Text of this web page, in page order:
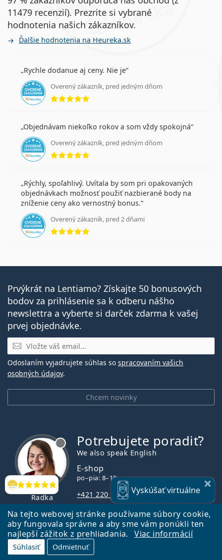
Na tejto webovej stránke používame súbory cookie,
aby fungovala správne a aby sme vám ponúkli ten
najlepší zážitok z prehliadania.
Viac informácií
Súhlasiť Odmietnuť
Hodnotenia
11479 recenzií). Prezrite si vybrané
hodnotenia našich zákazníkov.
Ďalšie hodnotenia na Heureka.sk
Rychle dodanue aj ceny. Nie je
Overený zákazník, pred jedným dňom
hodnotenie 5 z 5
Objednávam niekoľko rokov a som vždy spokojná
Overený zákazník, pred jedným dňom
hodnotenie 5 z 5
Rýchly, spoľahlivý. Uvítala by som pri opakovaných
objednávkach možnosť použiť nazbierané body na
zníženie ceny ako vernostný bonus.
Overený zákazník, pred 2 dňami
hodnotenie 5 z 5
Vyskúšaťvirtuálne
Prvýkrát na Lentiamo? Získajte 50 bonusových
bodov za prihlásenie sa k odberu nášho
newslettra a vyberte si darček zdarma k vašej
prvej objednávke.
E-mail
Chcem novinky
Odoslaním vyjadrujete súhlas so spracovaním vašich
osobných údajov.
Radka
Potrebujete poradiť?
We also speak English
E-shop
po–pia: 8–18
+421 220 924 452
info@lentiamo.sk
Nakupovanie online